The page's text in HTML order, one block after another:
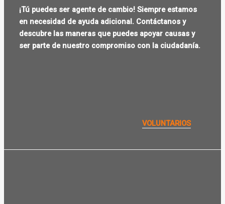
¡Tú puedes ser agente de cambio! Siempre estamos
en necesidad de ayuda adicional. Contáctanos y
descubre las maneras que puedes apoyar causas y
ser parte de nuestro compromiso con la ciudadanía.
VOLUNTARIOS